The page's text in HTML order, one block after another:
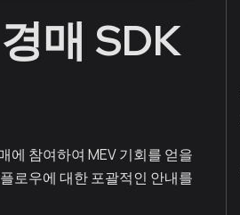
매 SDK
에 참여하여 MEV 기회를 얻을
로우에 대한 포괄적인 안내를